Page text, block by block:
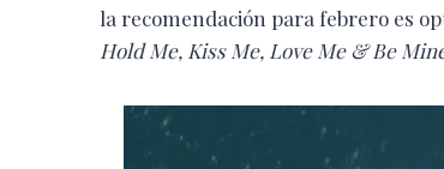
la recomendación para febrero es
Hold Me, Kiss Me, Love Me & Be